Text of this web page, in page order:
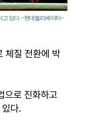
고 있다. <현대엘리베이터>
체질 전환에 박
으로 진화하고
다.